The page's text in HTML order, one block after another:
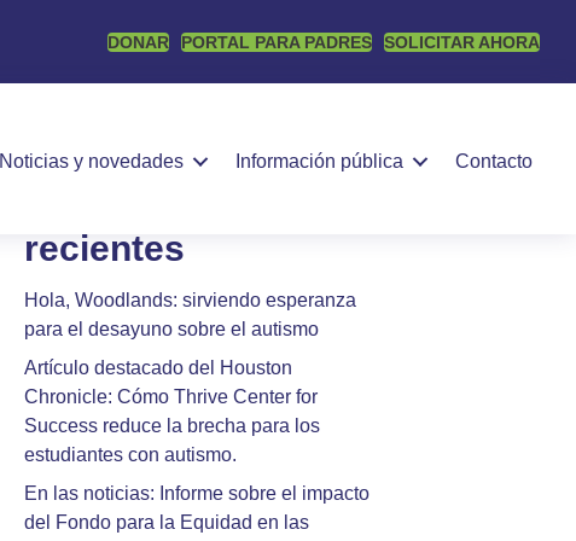
DONAR PORTAL PARA PADRES SOLICITAR AHORA
Noticias y novedades Información pública Contacto
recientes
Hola, Woodlands: sirviendo esperanza
para el desayuno sobre el autismo
Artículo destacado del Houston
Chronicle: Cómo Thrive Center for
Success reduce la brecha para los
estudiantes con autismo.
En las noticias: Informe sobre el impacto
del Fondo para la Equidad en las